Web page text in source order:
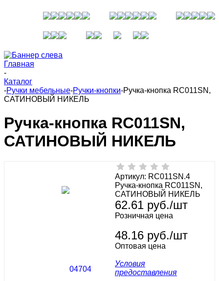
Главная
-
Каталог
-Ручки мебельные-Ручки-кнопки-Ручка-кнопка RC011SN,
САТИНОВЫЙ НИКЕЛЬ
Ручка-кнопка RC011SN,
САТИНОВЫЙ НИКЕЛЬ
Артикул: RC011SN.4
Ручка-кнопка RC011SN,
САТИНОВЫЙ НИКЕЛЬ
62.61 руб./шт
Розничная цена
48.16 руб./шт
Оптовая цена
Условия
предоставления